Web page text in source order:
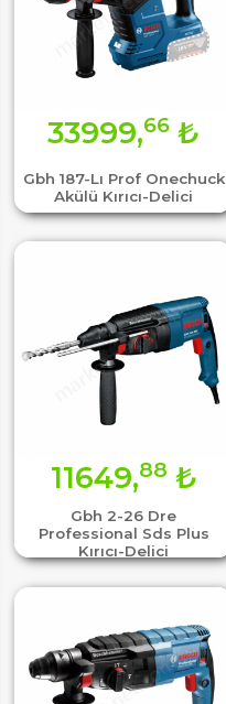
Gbh 187-Lı Prof Onechuck
Akülü Kırıcı-Delici
33999,66 ₺
Gbh 2-26 Dre
Professional Sds Plus
Kırıcı-Delici
11649,88 ₺